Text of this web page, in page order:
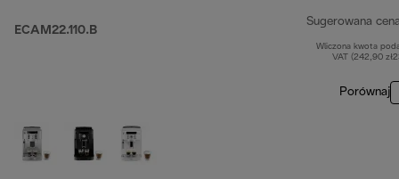
ECAM22.110.B
Sugerowana
Wliczona kwota
VAT (242,90
Porównaj